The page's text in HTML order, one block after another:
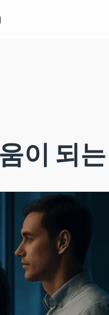
이 되는